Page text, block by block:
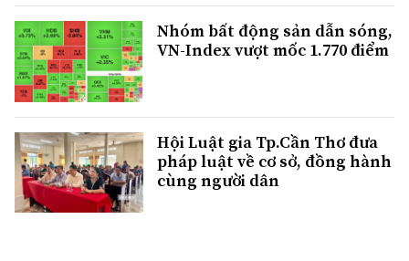
Nhóm bất động sản dẫn sóng,
VN-Index vượt mốc 1.770 điểm
Hội Luật gia Tp.Cần Thơ đưa
pháp luật về cơ sở, đồng hành
cùng người dân